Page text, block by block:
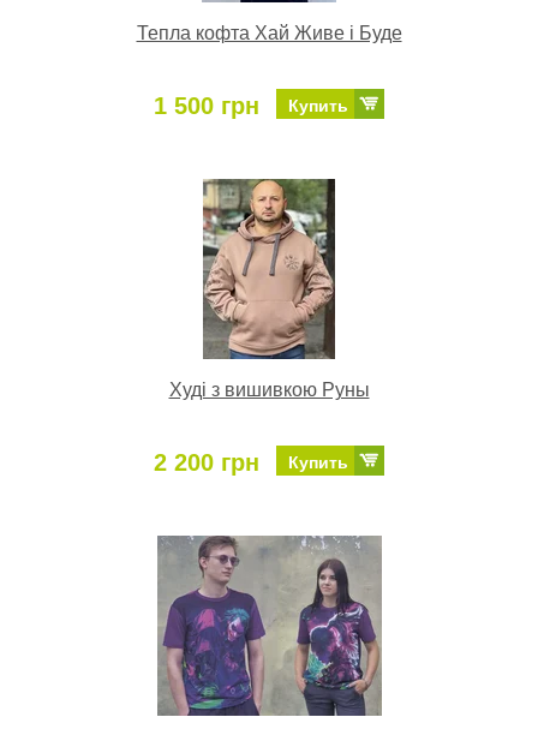
Тепла кофта Хай Живе і Буде
1 500 грн Купить
Худі з вишивкою Руны
2 200 грн Купить